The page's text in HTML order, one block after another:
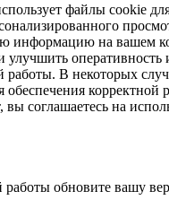
файлы cookie
информацию на вашем
оперативность
работы. В некоторых
корректной
вы соглашаетесь на
работы обновите вашу